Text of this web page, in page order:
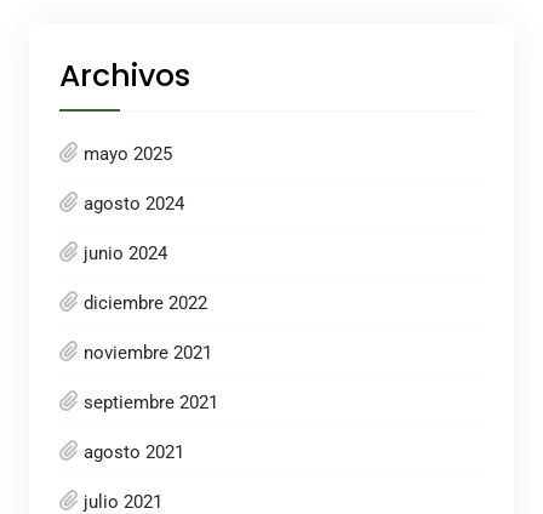
Archivos
mayo 2025
agosto 2024
junio 2024
diciembre 2022
noviembre 2021
septiembre 2021
agosto 2021
julio 2021